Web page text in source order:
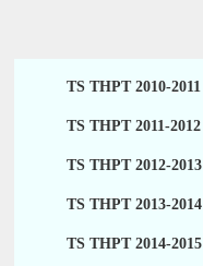
TS THPT 2010-2011
TS THPT 2011-2012
TS THPT 2012-2013
TS THPT 2013-2014
TS THPT 2014-2015